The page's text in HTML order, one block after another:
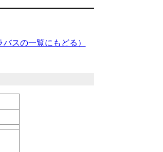
スの一覧にもどる）